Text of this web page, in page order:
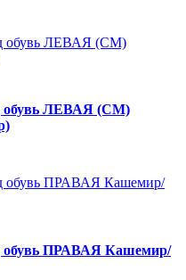
обувь ЛЕВАЯ (СМ)
обувь ПРАВАЯ Кашемир/